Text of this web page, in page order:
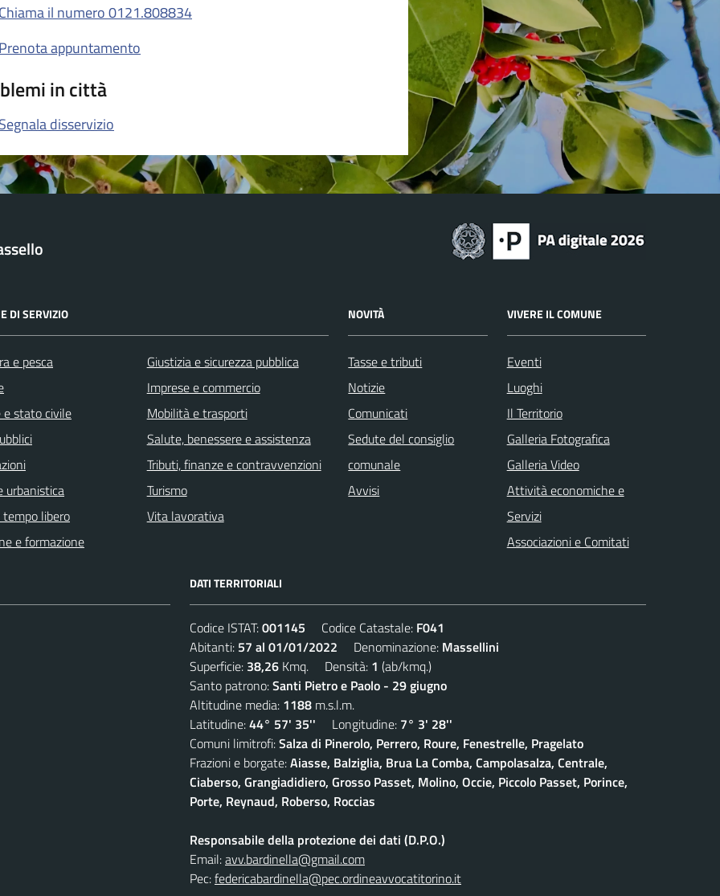
Chiama il numero 0121.808834
Prenota appuntamento
in città
Segnala disservizio
DI SERVIZIO
e pesca
e stato civile
urbanistica
libero
e formazione
Giustizia e sicurezza pubblica
Imprese e commercio
Mobilità e trasporti
Salute, benessere e assistenza
Tributi, finanze e contravvenzioni
Turismo
Vita lavorativa
NOVITÀ
Tasse e tributi
Notizie
Comunicati
Sedute del consiglio
comunale
Avvisi
VIVERE IL COMUNE
Eventi
Luoghi
Il Territorio
Galleria Fotografica
Galleria Video
Attività economiche e
Servizi
Associazioni e Comitati
DATI TERRITORIALI
Codice ISTAT:001145 Codice Catastale: F041
Abitanti: 57 al 01/01/2022 Denominazione: Massellini
Superficie: 38,26 Kmq. Densità: 1 (ab/kmq.)
Santo patrono:Santi Pietro e Paolo - 29 giugno
Altitudine media: 1188 m.s.l.m.
Latitudine:44° 57' 35'' Longitudine: 7° 3' 28''
Comuni limitrofi:Salza di Pinerolo, Perrero, Roure, Fenestrelle, Pragelato
Frazioni e borgate:Aiasse, Balziglia, Brua La Comba, Campolasalza, Centrale,
Ciaberso, Grangiadidiero, Grosso Passet, Molino, Occie, Piccolo Passet, Porince,
Porte, Reynaud, Roberso, Roccias
Responsabile della protezione dei dati (D.P.O.)
Email:avv.bardinella@gmail.com
Pec:federicabardinella@pec.ordineavvocatitorino.it